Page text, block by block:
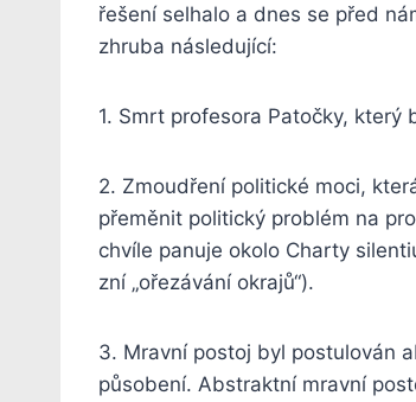
řešení selhalo a dnes se před
zhruba následující:
1. Smrt profesora Patočky,
2. Zmoudření politické moci,
přeměnit politický problém na
chvíle panuje okolo Charty
zní „ořezávání okrajů“).
3. Mravní postoj byl postulován
působení. Abstraktní mravní